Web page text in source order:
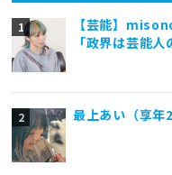
【芸能】
「政界は芸能人
最上あい（享年